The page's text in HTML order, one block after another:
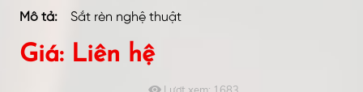
Mô tả: Sắt rèn nghệ thuật
Giá: Liên hệ